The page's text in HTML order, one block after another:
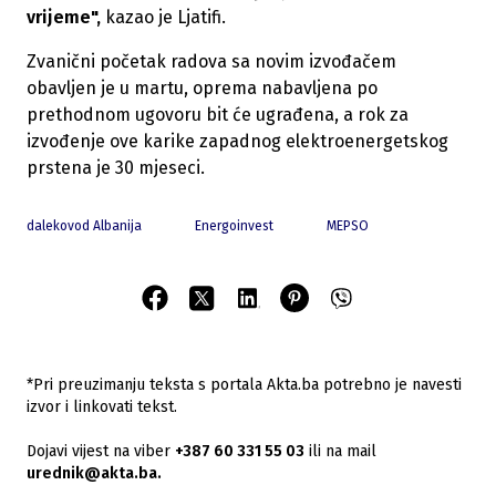
vrijeme", kazao je Ljatifi.
Zvanični početak radova sa novim izvođačem
obavljen je u martu, oprema nabavljena po
prethodnom ugovoru bit će ugrađena, a rok za
izvođenje ove karike zapadnog elektroenergetskog
prstena je 30 mjeseci.
dalekovod Albanija Energoinvest MEPSO
*Pri preuzimanju teksta s portala Akta.ba potrebno je navesti
izvor i linkovati tekst.
Dojavi vijest na viber +387 60 331 55 03 ili na mail
urednik@akta.ba.